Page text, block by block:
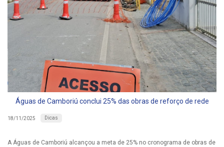
Águas de Camboriú conclui 25% das obras de reforço de rede
18/11/2025 Dicas
A Águas de Camboriú alcançou a meta de 25% no cronograma de obras de